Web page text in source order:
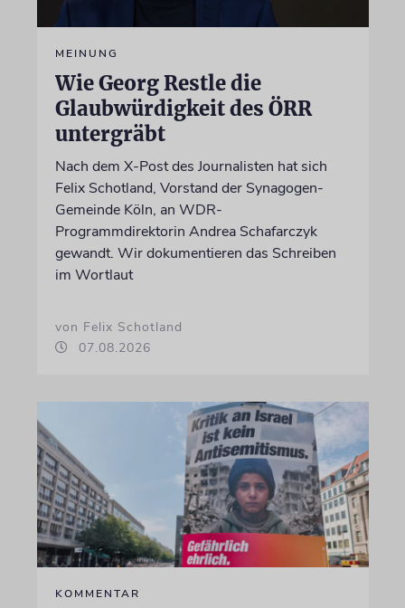
MEINUNG
Wie Georg Restle die
Glaubwürdigkeit des ÖRR
untergräbt
Nach dem X-Post des Journalisten hat sich
Felix Schotland, Vorstand der Synagogen-
Gemeinde Köln, an WDR-
Programmdirektorin Andrea Schafarczyk
gewandt. Wir dokumentieren das Schreiben
im Wortlaut
von Felix Schotland
07.08.2026
KOMMENTAR